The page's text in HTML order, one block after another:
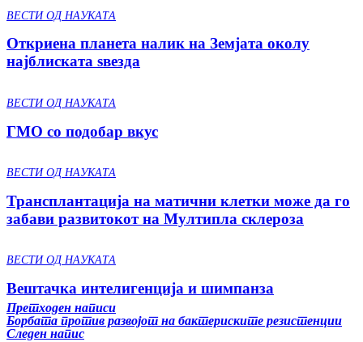
ВЕСТИ ОД НАУКАТА
Откриена планета налик на Земјата околу
најблиската ѕвезда
ВЕСТИ ОД НАУКАТА
ГМО со подобар вкус
ВЕСТИ ОД НАУКАТА
Трансплантација на матични клетки може да го
забави развитокот на Мултипла склероза
ВЕСТИ ОД НАУКАТА
Вештачка интелигенција и шимпанза
Претходен написи
Борбата против развојот на бактериските резистенции
Следен напис